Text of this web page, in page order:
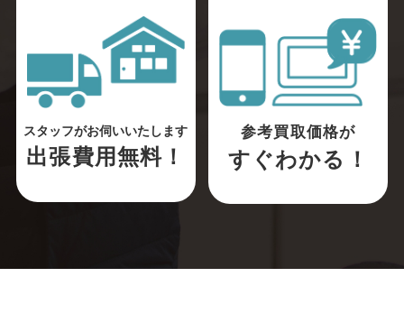
スタッフがお伺いいたします
出張費用無料！
参考買取価格が
すぐわかる！